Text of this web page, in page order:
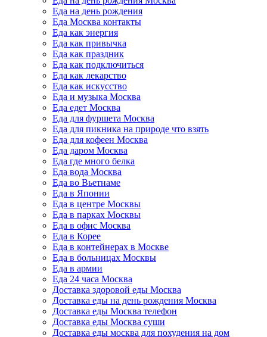
Еда на день рождения
Еда Москва контакты
Еда как энергия
Еда как привычка
Еда как праздник
Еда как подключиться
Еда как лекарство
Еда как искусство
Еда и музыка Москва
Еда едет Москва
Еда для фуршета Москва
Еда для пикника на природе что взять
Еда для кофеен Москва
Еда даром Москва
Еда где много белка
Еда вода Москва
Еда во Вьетнаме
Еда в Японии
Еда в центре Москвы
Еда в парках Москвы
Еда в офис Москва
Еда в Корее
Еда в контейнерах в Москве
Еда в больницах Москвы
Еда в армии
Еда 24 часа Москва
Доставка здоровой еды Москва
Доставка еды на день рождения Москва
Доставка еды Москва телефон
Доставка еды Москва суши
Доставка еды москва для похудения на дом